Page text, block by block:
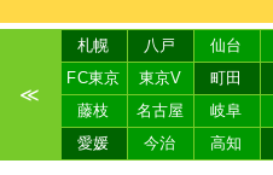
≪
札幌 八戸 仙台
FC東京
東京V 町田
藤枝
名古屋 岐阜
愛媛
今治 高知